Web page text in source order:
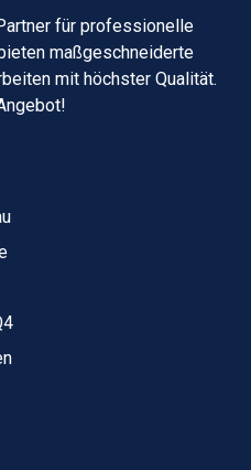
für professionelle
maßgeschneiderte
mit höchster Qualität.